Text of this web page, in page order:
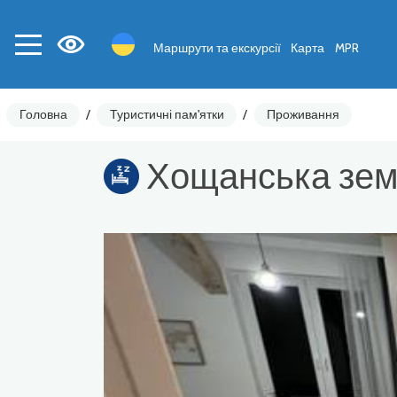
Маршрути та екскурсії Карта MPR
Головна / Туристичні пам'ятки / Проживання
Хощанська